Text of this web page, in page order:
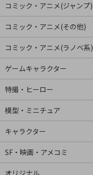
コミック・アニメ(ジャンプ)
コミック・アニメ(その他)
コミック・アニメ(ラノベ系)
ゲームキャラクター
特撮・ヒーロー
模型・ミニチュア
キャラクター
SF・映画・アメコミ